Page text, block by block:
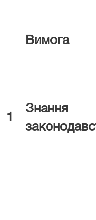
Вимога
1
Знання